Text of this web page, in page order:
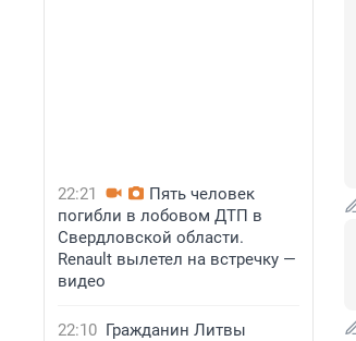
22:21
Пять человек
погибли в лобовом ДТП в
Свердловской области.
Renault вылетел на встречку —
видео
22:10 Гражданин Литвы